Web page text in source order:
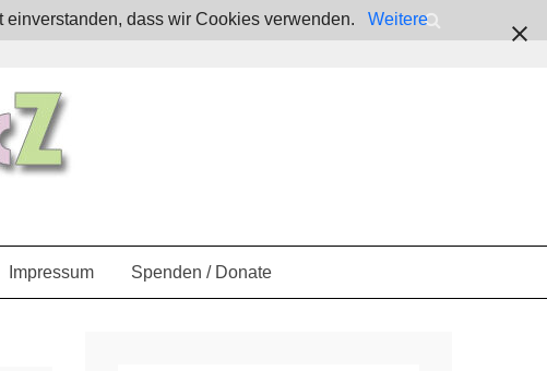
Impressum Spenden / Donate
dass wir Cookies verwenden.
Weitere